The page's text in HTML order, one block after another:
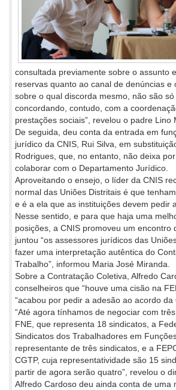
consultada previamente sobre o assunto
reservas quanto ao canal de denúncias e
sobre o qual discorda mesmo, não são só
concordando, contudo, com a
prestações sociais”, revelou o padre Lino
De seguida, deu conta da entrada em
jurídico da CNIS, Rui Silva, em
Rodrigues, que, no entanto, não deixa
colaborar com o Departamento Jurídico.
Aproveitando o ensejo, o líder da CNIS
normal das Uniões Distritais é que
e é a ela que as instituições devem pedir
Nesse sentido, e para que haja uma
posições, a CNIS promoveu um encontro
juntou “os assessores jurídicos das
fazer uma interpretação autêntica do
Trabalho”, informou Maria José Miranda.
Sobre a Contratação Coletiva, Alfredo
conselheiros que “houve uma cisão na
“acabou por pedir a adesão ao acordo da
“Até agora tínhamos de negociar com
FNE, que representa 18 sindicatos, a
Sindicatos dos Trabalhadores em
representante de três sindicatos, e a
CGTP, cuja representatividade são 15
partir de agora serão quatro”, revelou o
Alfredo Cardoso deu ainda conta de uma